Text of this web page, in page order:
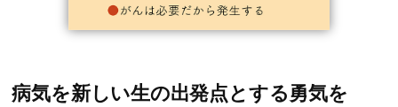
病気を新しい生の出発点とする勇気を